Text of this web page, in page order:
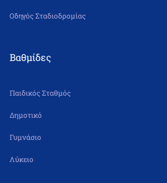
Οδηγός Σταδιοδρομίας
Βαθμίδες
Παιδικός Σταθμός
Δημοτικό
Γυμνάσιο
Λύκειο